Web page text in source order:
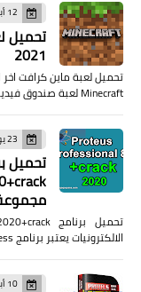
12 أبريل 2019
تحميل
2021
Minecraft لعبة صندوق فيديو تت…
23 يوليو 2020
الالكترونيات يعتبر برنامج Proteus Profess…
10 أبريل 2019